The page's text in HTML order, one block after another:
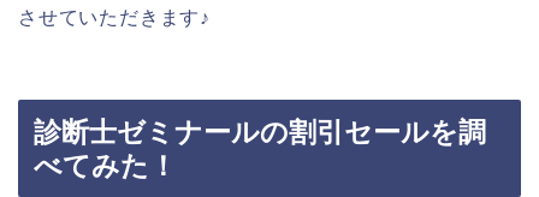
させていただきます♪
診断士ゼミナールの割引セールを調
べてみた！